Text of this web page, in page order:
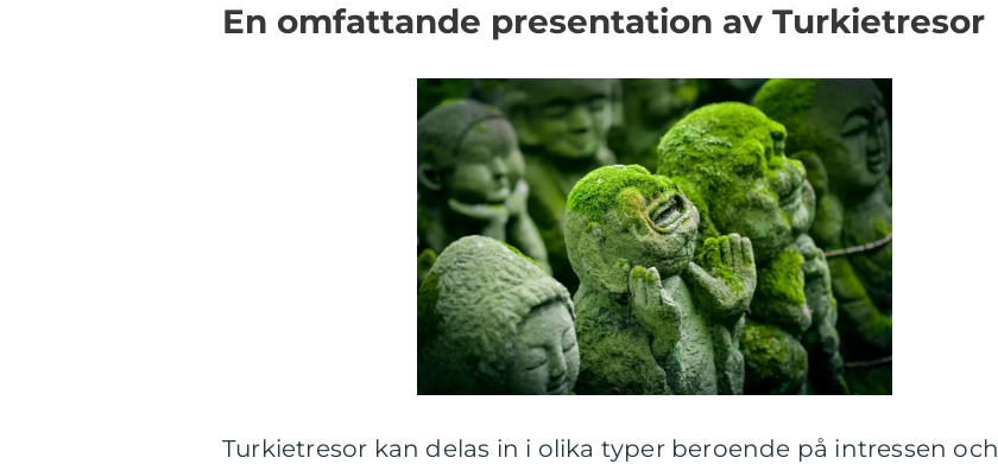
En omfattande presentation av Turkietresor
Turkietresor kan delas in i olika typer beroende på intressen och